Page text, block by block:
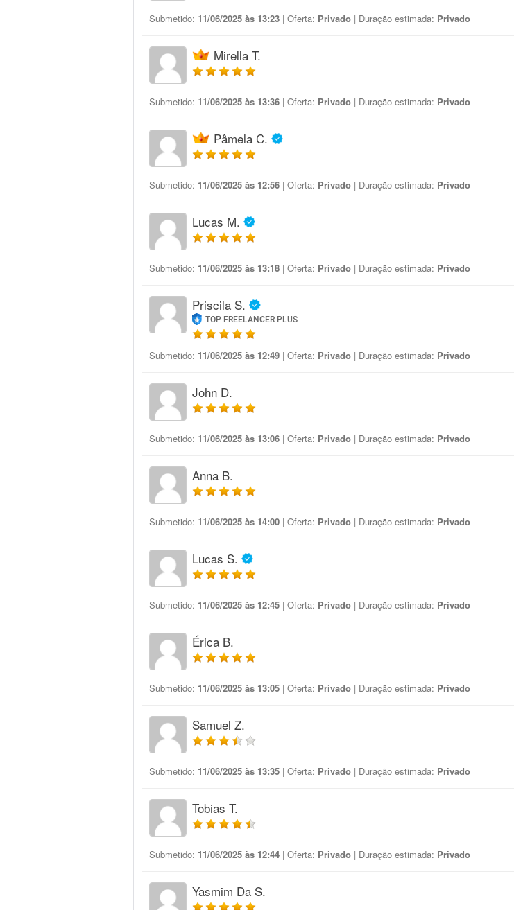
Submetido: 11/06/2025 às 13:23 | Oferta: Privado | Duração estimada: Privado
Mirella T.
Submetido: 11/06/2025 às 13:36 | Oferta: Privado | Duração estimada: Privado
Pâmela C.
Submetido: 11/06/2025 às 12:56 | Oferta: Privado | Duração estimada: Privado
Lucas M.
Submetido: 11/06/2025 às 13:18 | Oferta: Privado | Duração estimada: Privado
Priscila S.
TOP FREELANCER PLUS
Submetido: 11/06/2025 às 12:49 | Oferta: Privado | Duração estimada: Privado
John D.
Submetido: 11/06/2025 às 13:06 | Oferta: Privado | Duração estimada: Privado
Anna B.
Submetido: 11/06/2025 às 14:00 | Oferta: Privado | Duração estimada: Privado
Lucas S.
Submetido: 11/06/2025 às 12:45 | Oferta: Privado | Duração estimada: Privado
Érica B.
Submetido: 11/06/2025 às 13:05 | Oferta: Privado | Duração estimada: Privado
Samuel Z.
Submetido: 11/06/2025 às 13:35 | Oferta: Privado | Duração estimada: Privado
Tobias T.
Submetido: 11/06/2025 às 12:44 | Oferta: Privado | Duração estimada: Privado
Yasmim Da S.